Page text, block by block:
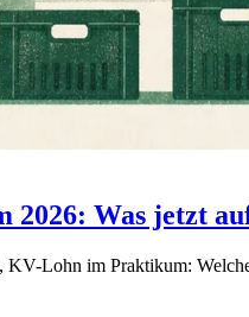
Was jetzt
Lohn im Praktikum: